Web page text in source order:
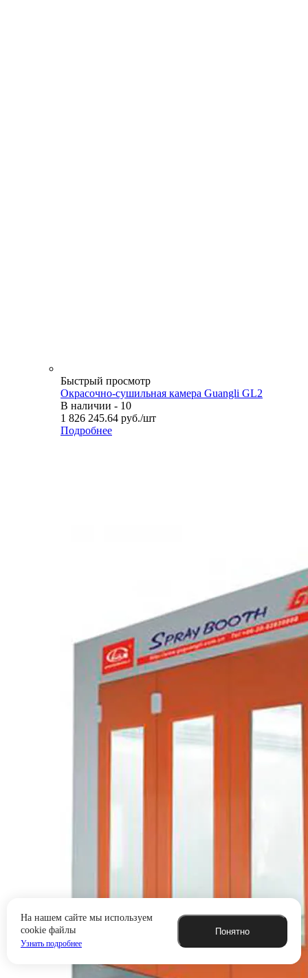
На нашем сайте мы используем
cookie файлы
Узнать подробнее
Понятно
Быстрый просмотр
Окрасочно-сушильная камера Guangli GL2
В наличии - 10
1 826 245.64 руб./шт
Подробнее